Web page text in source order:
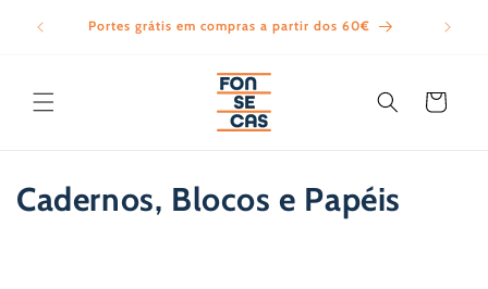
para o
Portes grátis em compras a partir dos 60€
Carrinho
C
Cadernos, Blocos e Papéis